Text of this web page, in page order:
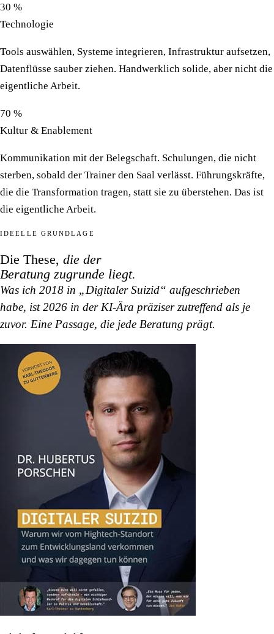
30 %
Technologie
Tools auswählen, Systeme integrieren, Infrastruktur aufsetzen,
Datenflüsse sauber ziehen. Handwerklich solide, aber nicht die
eigentliche Arbeit.
70 %
Kultur & Enablement
Kommunikation mit der Belegschaft. Schulungen, die nicht
sterben, sobald der Trainer den Saal verlässt. Führungskräfte,
die die Transformation tragen, statt sie zu überstehen. Das ist
die eigentliche Arbeit.
IDEELLE GRUNDLAGE
Die These, die der
Beratung zugrunde liegt.
Was ich 2018 in „Digitaler Suizid“ aufgeschrieben
habe, ist 2026 in der KI-Ära präziser zutreffend als je
zuvor. Eine Passage, die jede Beratung prägt.